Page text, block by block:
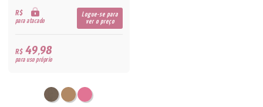
R$
para atacado
Logue-se para
ver o preço
R$49,98
para uso próprio